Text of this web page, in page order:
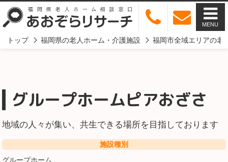
MENU
トップ 福岡県の老人ホーム・介護施設 福岡市全域エリアの老
グループホームピアおざさ
地域の人々が集い、共生できる場所を目指しております
施設種別
グループホーム